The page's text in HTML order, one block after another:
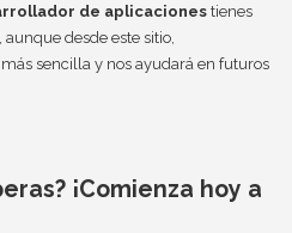
de aplicacionestienes
desde este sitio,
más sencilla y nos ayudará en futuros
¡Comienza hoy a